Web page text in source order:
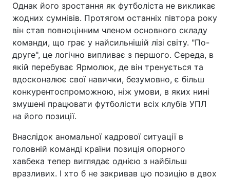
Однак його зростання як футболіста не викликає
жодних сумнівів. Протягом останніх півтора року
він став повноцінним членом основного складу
команди, що грає у найсильнішій лізі світу. "По-
друге", це логічно випливає з першого. Середа, в
якій перебуває Ярмолюк, де він тренується та
вдосконалює свої навички, безумовно, є більш
конкурентоспроможною, ніж умови, в яких нині
змушені працювати футболісти всіх клубів УПЛ
на його позиції.
Внаслідок аномальної кадрової ситуації в
головній команді країни позиція опорного
хавбека тепер виглядає однією з найбільш
вразливих. І хто б не закривав цю позицію в двох